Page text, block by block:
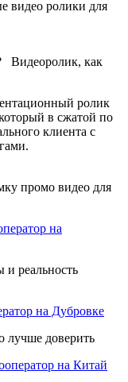
Видеоролик, как
промо видео для
на
реальность
на Дубровке
лучше доверить
на Китай